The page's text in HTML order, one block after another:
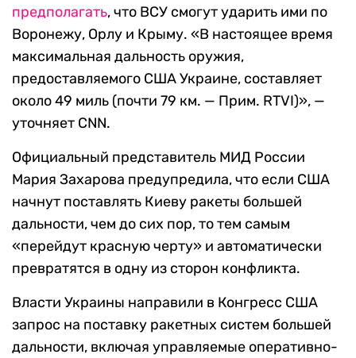
предполагать, что ВСУ смогут ударить ими по
Воронежу, Орлу и Крыму. «В настоящее время
максимальная дальность оружия,
предоставляемого США Украине, составляет
около 49 миль (почти 79 км. — Прим. RTVI)», —
уточняет CNN.
Официальный представитель МИД России
Мария Захарова предупредила, что если США
начнут поставлять Киеву ракеты большей
дальности, чем до сих пор, то тем самым
«перейдут красную черту» и автоматически
превратятся в одну из сторон конфликта.
Власти Украины направили в Конгресс США
запрос на поставку ракетных систем большей
дальности, включая управляемые оперативно-